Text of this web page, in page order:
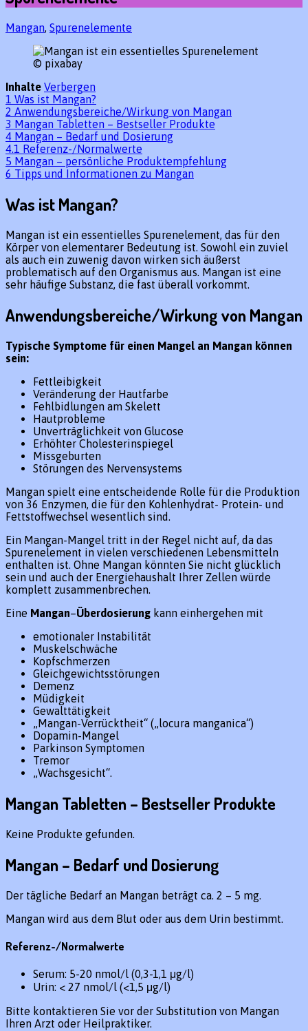
Mangan, Spurenelemente
© pixabay
Inhalte Verbergen
1 Was ist Mangan?
2 Anwendungsbereiche/Wirkung von Mangan
3 Mangan Tabletten – Bestseller Produkte
4 Mangan – Bedarf und Dosierung
4.1 Referenz-/Normalwerte
5 Mangan – persönliche Produktempfehlung
6 Tipps und Informationen zu Mangan
Was ist Mangan?
Mangan ist ein essentielles Spurenelement, das für den
Körper von elementarer Bedeutung ist. Sowohl ein zuviel
als auch ein zuwenig davon wirken sich äußerst
problematisch auf den Organismus aus. Mangan ist eine
sehr häufige Substanz, die fast überall vorkommt.
Anwendungsbereiche/Wirkung von Mangan
Typische Symptome für einen Mangel an Mangan können
sein:
Fettleibigkeit
Veränderung der Hautfarbe
Fehlbidlungen am Skelett
Hautprobleme
Unverträglichkeit von Glucose
Erhöhter Cholesterinspiegel
Missgeburten
Störungen des Nervensystems
Mangan spielt eine entscheidende Rolle für die Produktion
von 36 Enzymen, die für den Kohlenhydrat- Protein- und
Fettstoffwechsel wesentlich sind.
Ein Mangan-Mangel tritt in der Regel nicht auf, da das
Spurenelement in vielen verschiedenen Lebensmitteln
enthalten ist. Ohne Mangan könnten Sie nicht glücklich
sein und auch der Energiehaushalt Ihrer Zellen würde
komplett zusammenbrechen.
Eine Mangan–Überdosierung kann einhergehen mit
emotionaler Instabilität
Muskelschwäche
Kopfschmerzen
Gleichgewichtsstörungen
Demenz
Müdigkeit
Gewalttätigkeit
„Mangan-Verrücktheit“ („locura manganica“)
Dopamin-Mangel
Parkinson Symptomen
Tremor
„Wachsgesicht“.
Mangan Tabletten – Bestseller Produkte
Keine Produkte gefunden.
Mangan – Bedarf und Dosierung
Der tägliche Bedarf an Mangan beträgt ca. 2 – 5 mg.
Mangan wird aus dem Blut oder aus dem Urin bestimmt.
Referenz-/Normalwerte
Serum: 5-20 nmol/l (0,3-1,1 μg/l)
Urin: < 27 nmol/l (<1,5 μg/l)
Bitte kontaktieren Sie vor der Substitution von Mangan
Ihren Arzt oder Heilpraktiker.